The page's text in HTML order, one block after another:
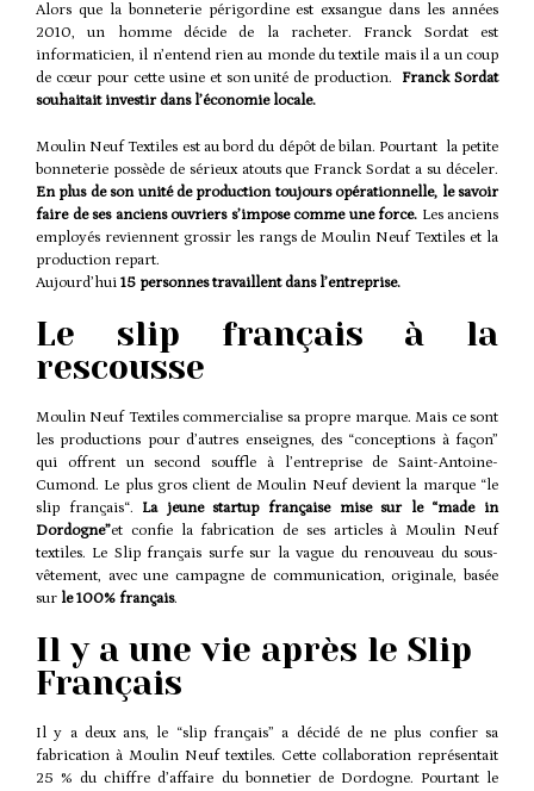
Alors que la bonneterie périgordine est exsangue dans les années
2010, un homme décide de la racheter. Franck Sordat est
informaticien, il n’entend rien au monde du textile mais il a un coup
de cœur pour cette usine et son unité de production. Franck Sordat
souhaitait investir dans l’économie locale.
Moulin Neuf Textiles est au bord du dépôt de bilan. Pourtant la petite
bonneterie possède de sérieux atouts que Franck Sordat a su déceler.
En plus de son unité de production toujours opérationnelle, le savoir
faire de ses anciens ouvriers s’impose comme une force. Les anciens
employés reviennent grossir les rangs de Moulin Neuf Textiles et la
production repart.
Aujourd’hui 15 personnes travaillent dans l’entreprise.
Le slip français à la
rescousse​
Moulin Neuf Textiles commercialise sa propre marque. Mais ce sont
les productions pour d’autres enseignes, des “conceptions à façon”
qui offrent un second souffle à l’entreprise de Saint-Antoine-
Cumond. Le plus gros client de Moulin Neuf devient la marque “le
slip français“. La jeune startup française mise sur le “made in
Dordogne”et confie la fabrication de ses articles à Moulin Neuf
textiles. Le Slip français surfe sur la vague du renouveau du sous-
vêtement, avec une campagne de communication, originale, basée
sur le 100% français.
Il y a une vie après le Slip
Français
Il y a deux ans, le “slip français” a décidé de ne plus confier sa
fabrication à Moulin Neuf textiles. Cette collaboration représentait
25 % du chiffre d’affaire du bonnetier de Dordogne. Pourtant le